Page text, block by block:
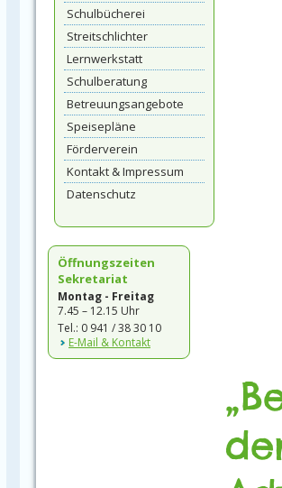
Schulbücherei
Streitschlichter
Lernwerkstatt
Schulberatung
Betreuungsangebote
Speisepläne
Förderverein
Kontakt & Impressum
Datenschutz
Öffnungszeiten
Sekretariat
Montag - Freitag
7.45 – 12.15 Uhr
Tel.: 0 941 / 38 30 10
E-Mail & Kontakt